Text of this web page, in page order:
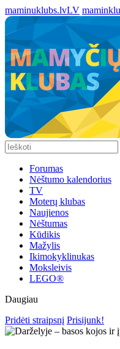
maminuklubs.lvLV
Forumas
Nėštumo kalendorius
TV
Moterų klubas
Naujienos
Nėštumas
Kūdikis
Mažylis
Ikimokyklinukas
Moksleivis
LEGO®
Daugiau
Pridėti straipsnį Prisijunk!